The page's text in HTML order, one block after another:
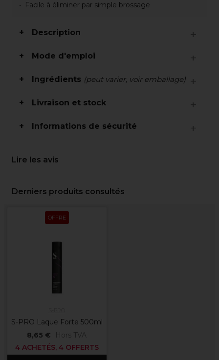
Facile à éliminer par simple brossage
Description
Mode d'emploi
Ingrédients (peut varier, voir emballage)
Livraison et stock
Informations de sécurité
Lire les avis
Derniers produits consultés
OFFRE
S-PRO Laque Forte 500ml
8,65 €
Hors TVA
4 ACHETÉS, 4 OFFERTS